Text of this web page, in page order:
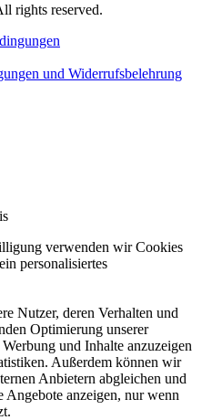
rights reserved.
und Widerrufsbelehrung
verwenden wir Cookies
personalisiertes
Nutzer, deren Verhalten und
Optimierung unserer
und Inhalte anzuzeigen
Außerdem können wir
Anbietern abgleichen und
Angebote anzeigen, nur wenn